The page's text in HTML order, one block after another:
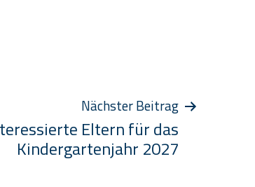
Nächster Beitrag
Eltern für das
Kindergartenjahr 2027